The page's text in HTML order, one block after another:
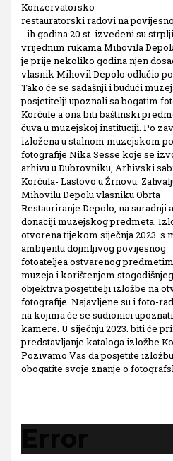
Konzervatorsko-
restauratorski radovi na
- ih godina 20.st. izvedeni su
vrijednim rukama Mihovila
je prije nekoliko godina njen
vlasnik Mihovil Depolo odlučio
Tako će se sadašnji i budući
posjetitelji upoznali sa bogatim
Korčule a ona biti baštinski
čuva u muzejskoj instituciji. Po
izložena u stalnom muzejskom
fotografije Nika Sesse koje se
arhivu u Dubrovniku, Arhivski
Korčula- Lastovo u Žrnovu.
Mihovilu Depolu vlasniku Obrta
Restauriranje Depolo, na suradnji
donaciji muzejskog predmeta.
otvorena tijekom siječnja 2023. s
ambijentu dojmljivog povijesnog
fotoateljea ostvarenog
muzeja i korištenjem stogodišnjeg
objektiva posjetitelji izložbe na
fotografije. Najavljene su i foto-
na kojima će se sudionici
kamere. U siječnju 2023. biti će
predstavljanje kataloga izložbe
Pozivamo Vas da posjetite
obogatite svoje znanje o